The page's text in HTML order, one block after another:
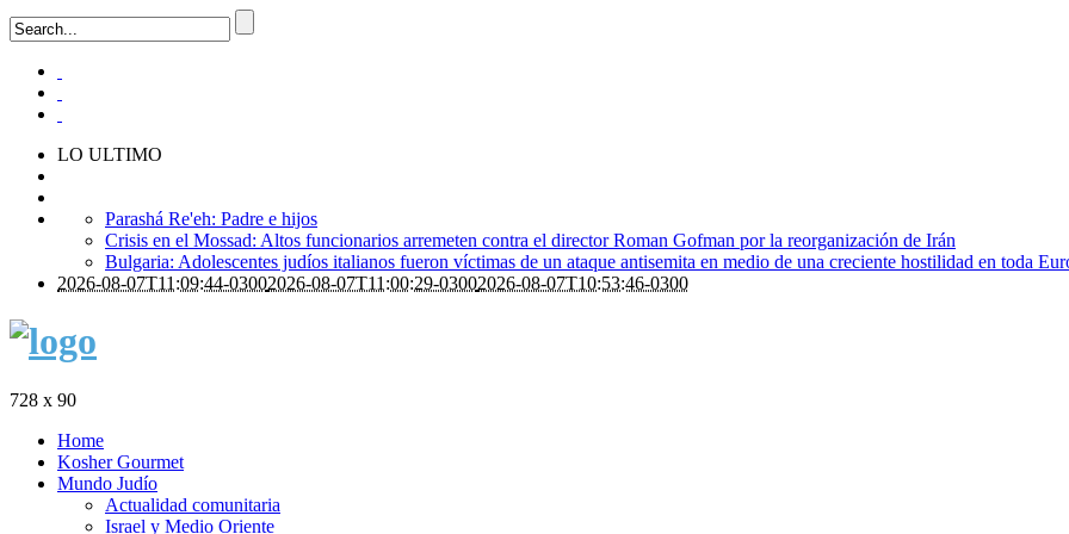
LO ULTIMO
Parashá Re'eh: Padre e hijos
Crisis en el Mossad: Altos funcionarios arremeten contra el director Roman Gofman por la reorganización de Irán
Bulgaria: Adolescentes judíos italianos fueron víctimas de un ataque antisemita en medio de una creciente hostilidad en toda
2026-08-07T11:09:44-03002026-08-07T11:00:29-03002026-08-07T10:53:46-0300
728 x 90
Home
Kosher Gourmet
Mundo Judío
Actualidad comunitaria
Israel y Medio Oriente